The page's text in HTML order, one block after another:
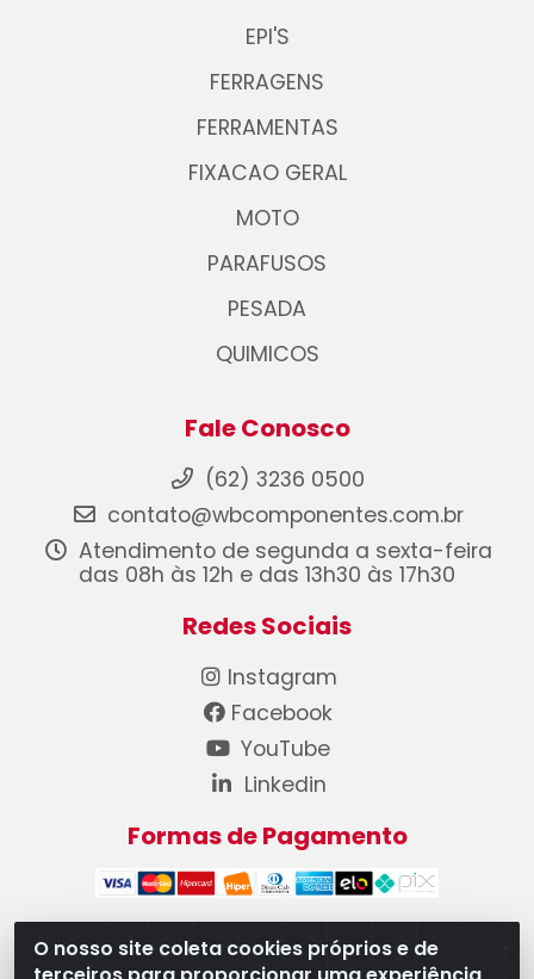
O nosso site coleta cookies próprios e de
EPI'S
FERRAGENS
FERRAMENTAS
FIXACAO GERAL
MOTO
PARAFUSOS
PESADA
QUIMICOS
Fale Conosco
(62) 3236 0500
contato@wbcomponentes.com.br
Atendimento de segunda a sexta-feira
das 08h às 12h e das 13h30 às 17h30
Redes Sociais
Instagram
Facebook
YouTube
Linkedin
Formas de Pagamento